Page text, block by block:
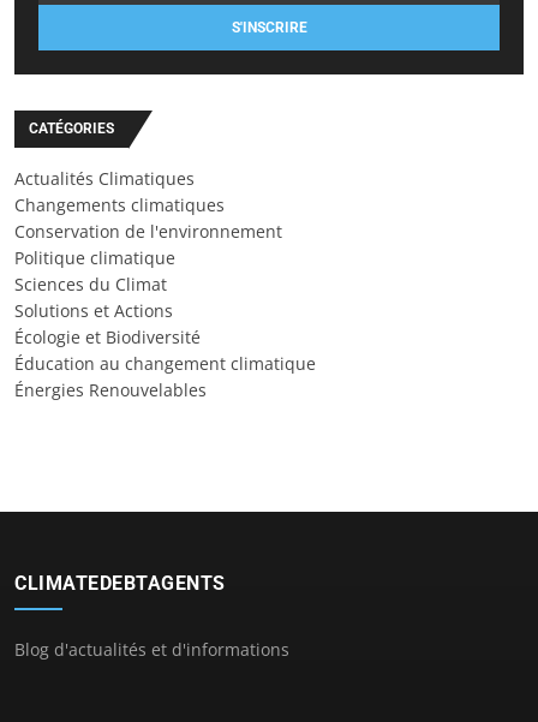
S'INSCRIRE
CATÉGORIES
Actualités Climatiques
Changements climatiques
Conservation de l'environnement
Politique climatique
Sciences du Climat
Solutions et Actions
Écologie et Biodiversité
Éducation au changement climatique
Énergies Renouvelables
CLIMATEDEBTAGENTS
Blog d'actualités et d'informations